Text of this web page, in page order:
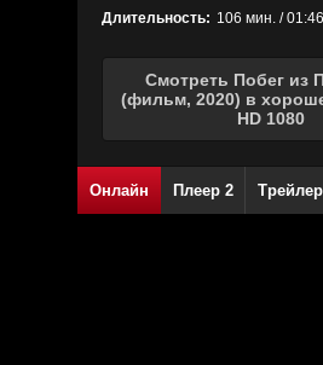
Длительность: 106 мин. / 01:46
Смотреть Побег из
(фильм, 2020) в
HD 1080
Онлайн Плеер 2 Трейлер